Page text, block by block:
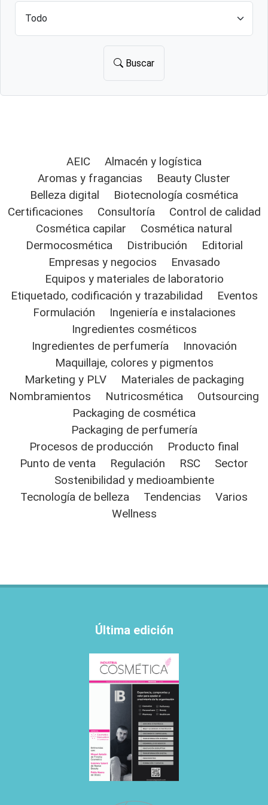
Buscar
AEIC
Almacén y logística
Aromas y fragancias
Beauty Cluster
Belleza digital
Biotecnología cosmética
Certificaciones
Consultoría
Control de calidad
Cosmética capilar
Cosmética natural
Dermocosmética
Distribución
Editorial
Empresas y negocios
Envasado
Equipos y materiales de laboratorio
Etiquetado, codificación y trazabilidad
Eventos
Formulación
Ingeniería e instalaciones
Ingredientes cosméticos
Ingredientes de perfumería
Innovación
Maquillaje, colores y pigmentos
Marketing y PLV
Materiales de packaging
Nombramientos
Nutricosmética
Outsourcing
Packaging de cosmética
Packaging de perfumería
Procesos de producción
Producto final
Punto de venta
Regulación RSC
Sector
Sostenibilidad y medioambiente
Tecnología de belleza
Tendencias
Varios
Wellness
Última edición